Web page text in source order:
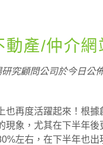
產/仲介網
究顧問公司於今日公
也再度活躍起來！根
現象，尤其在下半年
左右，在下半年也